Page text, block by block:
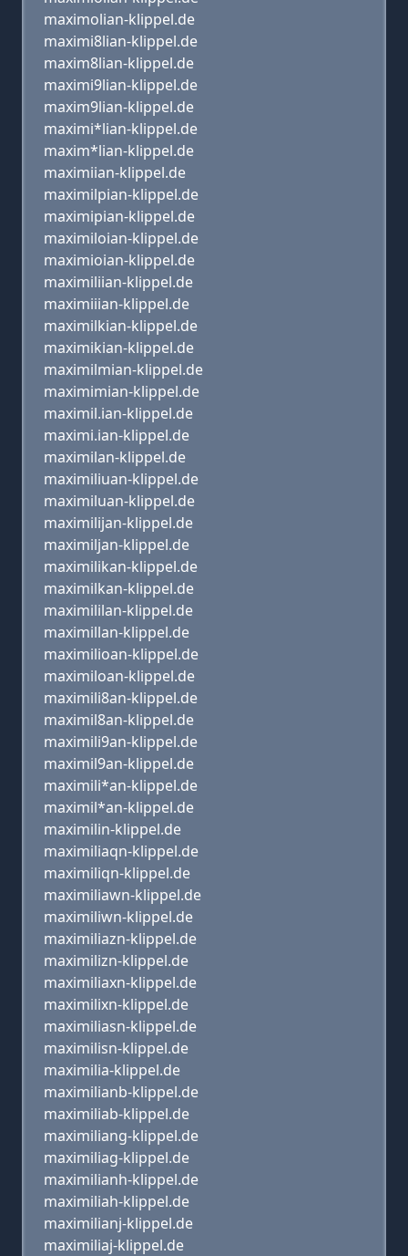
maximolian-klippel.de
maximi8lian-klippel.de
maxim8lian-klippel.de
maximi9lian-klippel.de
maxim9lian-klippel.de
maximi*lian-klippel.de
maxim*lian-klippel.de
maximiian-klippel.de
maximilpian-klippel.de
maximipian-klippel.de
maximiloian-klippel.de
maximioian-klippel.de
maximiliian-klippel.de
maximiiian-klippel.de
maximilkian-klippel.de
maximikian-klippel.de
maximilmian-klippel.de
maximimian-klippel.de
maximil.ian-klippel.de
maximi.ian-klippel.de
maximilan-klippel.de
maximiliuan-klippel.de
maximiluan-klippel.de
maximilijan-klippel.de
maximiljan-klippel.de
maximilikan-klippel.de
maximilkan-klippel.de
maximililan-klippel.de
maximillan-klippel.de
maximilioan-klippel.de
maximiloan-klippel.de
maximili8an-klippel.de
maximil8an-klippel.de
maximili9an-klippel.de
maximil9an-klippel.de
maximili*an-klippel.de
maximil*an-klippel.de
maximilin-klippel.de
maximiliaqn-klippel.de
maximiliqn-klippel.de
maximiliawn-klippel.de
maximiliwn-klippel.de
maximiliazn-klippel.de
maximilizn-klippel.de
maximiliaxn-klippel.de
maximilixn-klippel.de
maximiliasn-klippel.de
maximilisn-klippel.de
maximilia-klippel.de
maximilianb-klippel.de
maximiliab-klippel.de
maximiliang-klippel.de
maximiliag-klippel.de
maximilianh-klippel.de
maximiliah-klippel.de
maximilianj-klippel.de
maximiliaj-klippel.de